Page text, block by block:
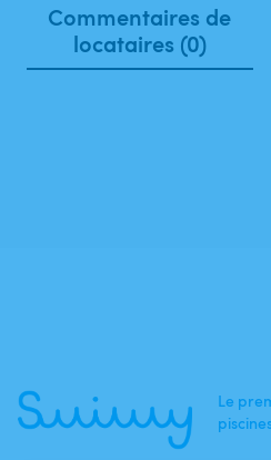
Commentaires de
locataires (0)
Le